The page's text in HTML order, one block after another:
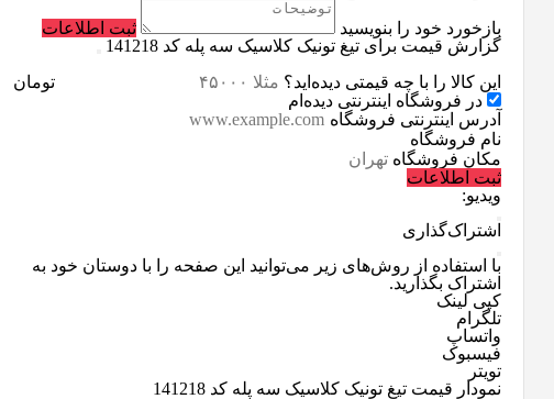
بازخورد خود را بنویسید
ثبت اطلاعات
گزارش قیمت برای تیغ تونیک کلاسیک سه پله کد 141218
این کالا را با چه قیمتی دیده‌اید؟
تومان
در فروشگاه اینترنتی دیده‌ام
آدرس اینترنتی فروشگاه
نام فروشگاه
مکان فروشگاه
ثبت اطلاعات
ویدیو:
اشتراک‌گذاری
با استفاده از روش‌های زیر می‌توانید این صفحه را با دوستان خود به
اشتراک بگذارید.
کپی لینک
تلگرام
واتساپ
فیسبوک
تویتر
نمودار قیمت تیغ تونیک کلاسیک سه پله کد 141218